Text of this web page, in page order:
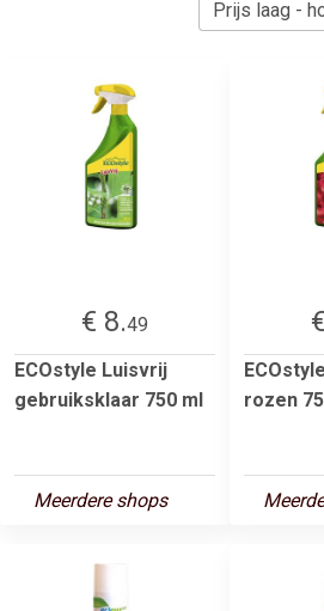
€ 8.49
ECOstyle Luisvrij
gebruiksklaar 750 ml
Meerdere shops
rozen